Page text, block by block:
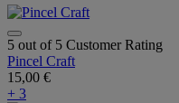
5 out of 5 Customer Rating
Pincel Craft
15,00 €
+ 3